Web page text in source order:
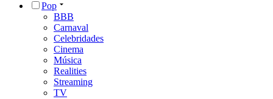
Pop
BBB
Carnaval
Celebridades
Cinema
Música
Realities
Streaming
TV